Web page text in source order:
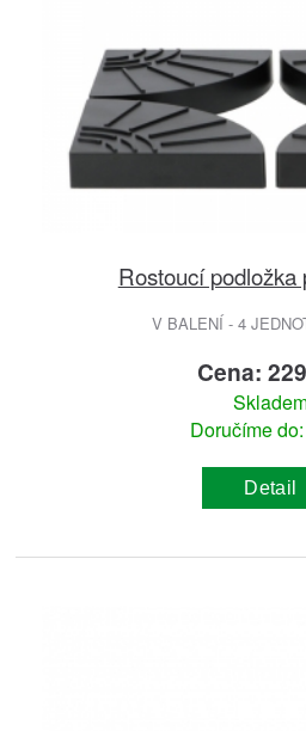
Rostoucí podložka
V BALENÍ - 4
Cena:
Doručíme
Detail